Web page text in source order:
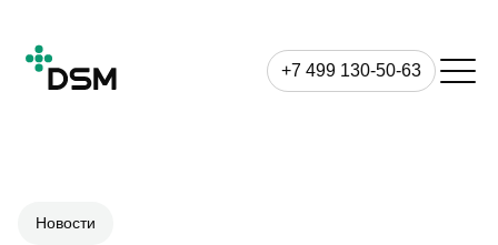
+7 499 130-50-63
Новости